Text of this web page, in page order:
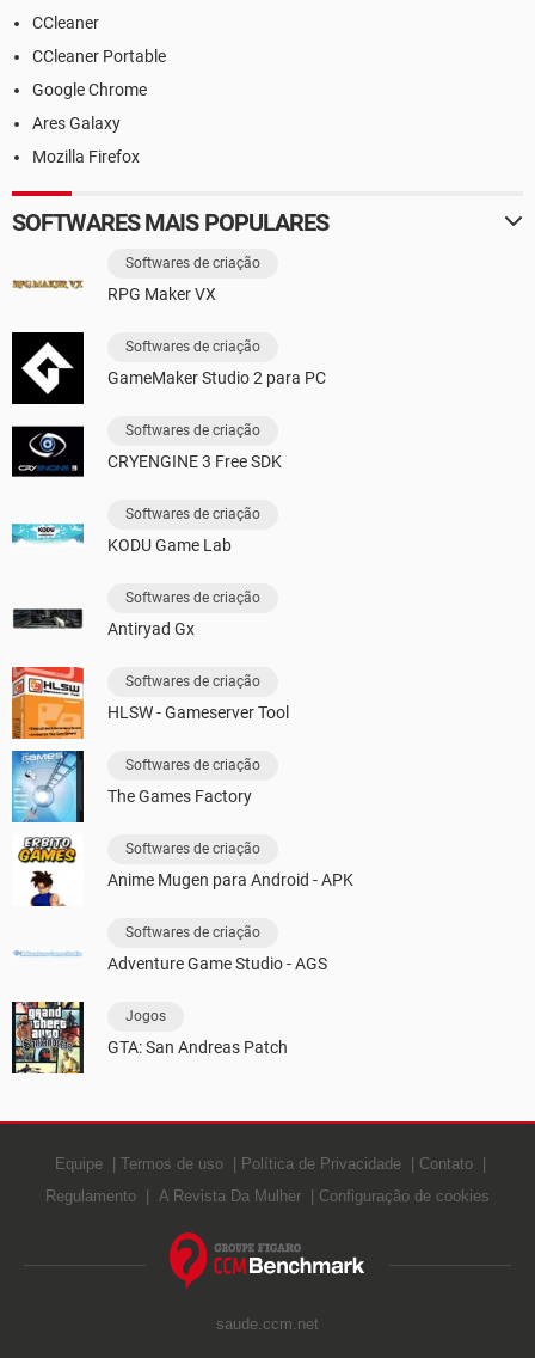
CCleaner
CCleaner Portable
Google Chrome
Ares Galaxy
Mozilla Firefox
SOFTWARES MAIS POPULARES
Softwares de criação
RPG Maker VX
Softwares de criação
GameMaker Studio 2 para PC
Softwares de criação
CRYENGINE 3 Free SDK
Softwares de criação
KODU Game Lab
Softwares de criação
Antiryad Gx
Softwares de criação
HLSW - Gameserver Tool
Softwares de criação
The Games Factory
Softwares de criação
Anime Mugen para Android - APK
Softwares de criação
Adventure Game Studio - AGS
Jogos
GTA: San Andreas Patch
Equipe Termos de uso Política de Privacidade
Contato
Regulamento
A Revista Da Mulher Configuração de cookies
saude.ccm.net